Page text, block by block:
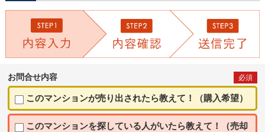
お問合せ内容 必須
このマンションが売り出されたら教えて！（購入希望）
このマンションを探している人がいたら教えて！（売却